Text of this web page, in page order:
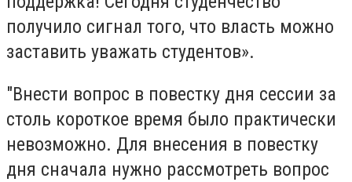
получило сигнал того, что власть можно
заставить уважать студентов».
"Внести вопрос в повестку дня сессии за
столь короткое время было практически
невозможно. Для внесения в повестку
дня сначала нужно рассмотреть вопрос